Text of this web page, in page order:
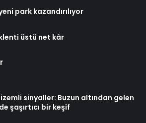
park kazandırılıyor
üstü net kâr
sinyaller: Buzun altından gelen
şaşırtıcı bir keşif